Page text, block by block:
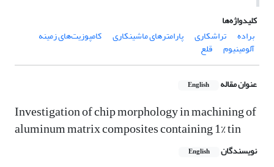
کلیدواژه‌ها
براده
تراشکاری پارامترهای ماشینکاری کامپوزیت‌های زمینه
آلومینیوم قلع
عنوان مقاله English
Investigation of chip morphology in machining of
aluminum matrix composites containing 1% tin
نویسندگان English